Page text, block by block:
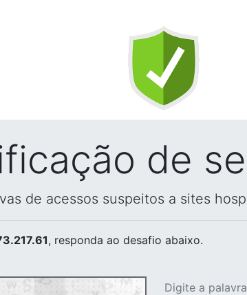
de
de acessos suspeitos a sites
, responda ao desafio abaixo.
Digite a